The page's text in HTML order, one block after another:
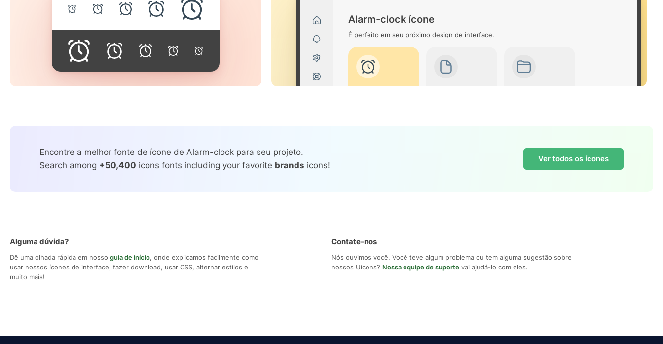
Alarm-clock ícone
É perfeito em seu próximo design de interface.
Encontre a melhor fonte de ícone de Alarm-clock para seu projeto.
Search among +50,400 icons fonts including your favorite brands icons!
Ver todos os ícones
Alguma dúvida?
Dê uma olhada rápida em nosso guia de início, onde explicamos facilmente como
usar nossos ícones de interface, fazer download, usar CSS, alternar estilos e
muito mais!
Contate-nos
Nós ouvimos você. Você teve algum problema ou tem alguma sugestão sobre
nossos Uicons? Nossa equipe de suporte vai ajudá-lo com eles.